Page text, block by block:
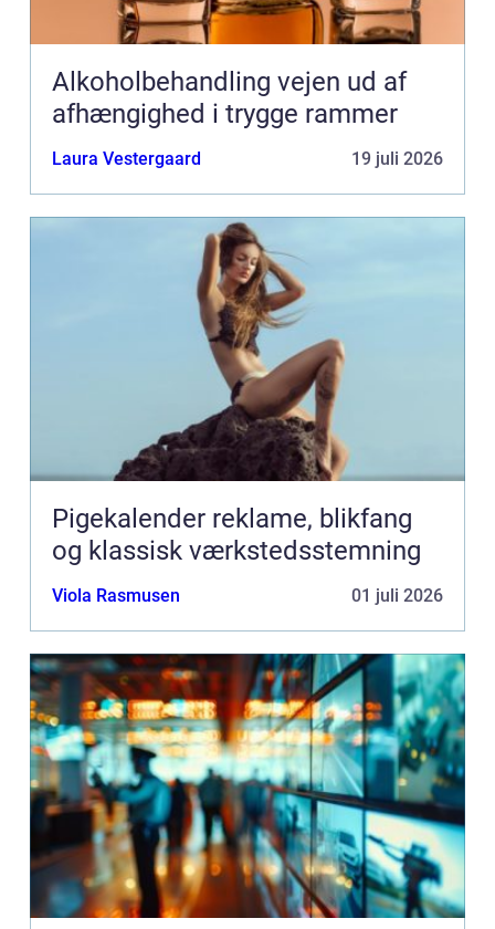
Alkoholbehandling vejen ud af
afhængighed i trygge rammer
Laura Vestergaard 19 juli 2026
Pigekalender reklame, blikfang
og klassisk værkstedsstemning
Viola Rasmusen 01 juli 2026